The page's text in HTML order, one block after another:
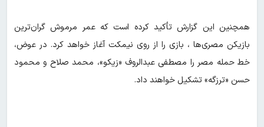
همچنین این گزارش تأکید کرده است که عمر مرموش گران‌ترین
بازیکن مصری‌ها ، بازی را از روی نیمکت آغاز خواهد کرد. در عوض،
خط حمله مصر را مصطفی عبدالروف «زیکو»، محمد صلاح و محمود
حسن «ترزگه» تشکیل خواهند داد.